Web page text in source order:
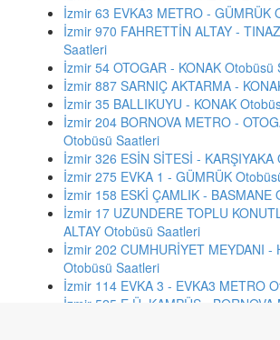
İzmir 63 EVKA3 METRO - GÜMRÜK
İzmir 970 FAHRETTİN ALTAY -
Saatleri
İzmir 54 OTOGAR - KONAK Otobüsü
İzmir 887 SARNIÇ AKTARMA -
İzmir 35 BALLIKUYU - KONAK
İzmir 204 BORNOVA METRO -
Otobüsü Saatleri
İzmir 326 ESİN SİTESİ -
İzmir 275 EVKA 1 - GÜMRÜK
İzmir 158 ESKİ ÇAMLIK - BASMANE
İzmir 17 UZUNDERE TOPLU
ALTAY Otobüsü Saatleri
İzmir 202 CUMHURİYET MEYDANI -
Otobüsü Saatleri
İzmir 114 EVKA 3 - EVKA3 METRO
İzmir 525 E.Ü. KAMPÜS -